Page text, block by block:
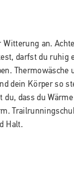
Witterung an.
darfst du
dein Körper so
du, dass du
Halt.